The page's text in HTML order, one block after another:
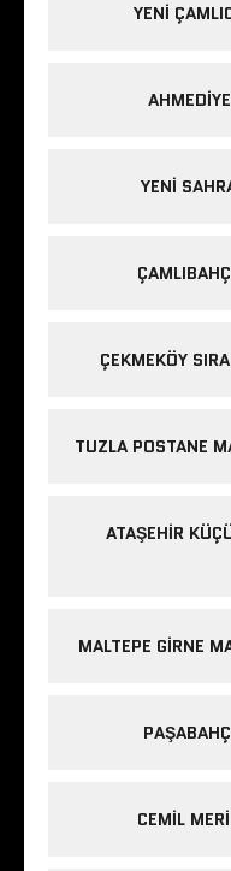
YENI
YENI
ÇEKMEKÖY
TUZLA POSTANE
ATAŞEHIR
MALTEPE GIRNE
CEMIL